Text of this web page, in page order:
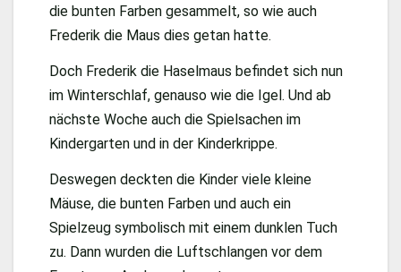
die bunten Farben gesammelt, so wie auch
Frederik die Maus dies getan hatte.
Doch Frederik die Haselmaus befindet sich nun
im Winterschlaf, genauso wie die Igel. Und ab
nächste Woche auch die Spielsachen im
Kindergarten und in der Kinderkrippe.
Deswegen deckten die Kinder viele kleine
Mäuse, die bunten Farben und auch ein
Spielzeug symbolisch mit einem dunklen Tuch
zu. Dann wurden die Luftschlangen vor dem